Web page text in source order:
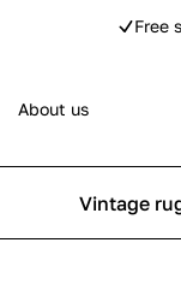
Free
About us
Vintage